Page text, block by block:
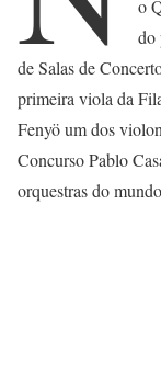
o
do
de Salas de
primeira viola da
Fenyö um dos
Concurso Pablo
orquestras do